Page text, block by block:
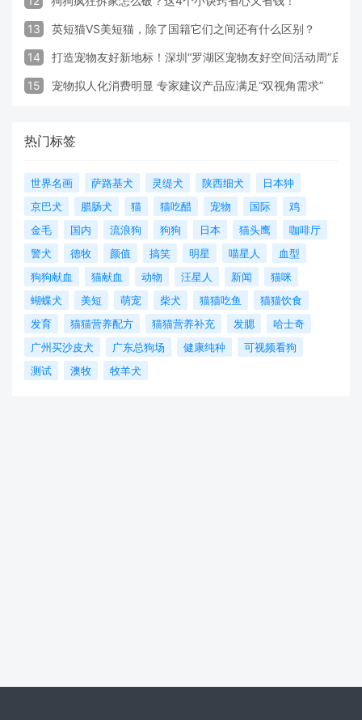
13 英短猫VS美短猫，除了国籍它们之间还有什么区别？
14 打造宠物友好新地标！深圳“罗湖区宠物友好空间活动周”启动
15 宠物拟人化消费明显 专家建议产品应满足“双视角需求”
热门标签
世界名画 萨路基犬 灵缇犬 陕西细犬
日本狆
京巴犬
腊肠犬 猫 猫吃醋 宠物 国际
鸡
金毛
国内 流浪狗 狗狗 日本 猫头鹰
咖啡厅
警犬
德牧 颜值 搞笑 明星 喵星人
血型
狗狗献血
猫献血 动物 汪星人 新闻
猫咪
蝴蝶犬
美短 萌宠 柴犬 猫猫吃鱼
猫猫饮食
发育
猫猫营养配方 猫猫营养补充 发腮
哈士奇
广州买沙皮犬
广东总狗场 健康纯种
可视频看狗
测试
澳牧 牧羊犬